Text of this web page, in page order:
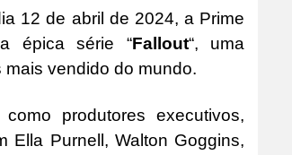
12 de abril de 2024, a Prime
épica série “Fallout“, uma
vendido do mundo.
produtores executivos,
Ella Purnell, Walton Goggins,